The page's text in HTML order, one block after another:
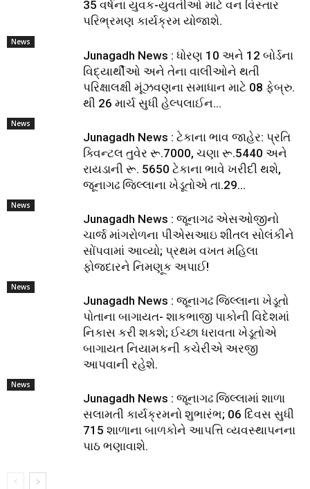
35 વર્ષના યુવક-યુવતીઓ માટે વન વિસ્તાર
પરિભ્રમણ કાર્યક્રમ યોજાશે.
News
Junagadh News : ધોરણ 10 અને 12 બોર્ડના
વિદ્યાર્થીઓ અને તેના વાલીઓને થતી
પરિક્ષાલક્ષી મૂંઝવણના સમાધાન માટે 08 ફેબ્રુ.
થી 26 માર્ચ સુધી હેલ્પલાઈન...
News
Junagadh News : ટેકાના ભાવ જાહેર: પ્રતિ
ક્વિન્ટલ તુવેર રૂ.7000, ચણા રૂ.5440 અને
રાયડાની રૂ. 5650 ટેકાના ભાવે ખરીદી થશે,
જૂનાગઢ જિલ્લાના ખેડૂતોએ તા.29...
News
Junagadh News : જૂનાગઢ એસઓજીનો
ચાર્જ માંગરોળના પીએસઆઇ શીતલ સોલંકીને
સોંપવામાં આવ્યો; પ્રથમ વખત મહિલા
ફોજદારને નિમણૂક અપાઈ!
News
Junagadh News : જૂનાગઢ જિલ્લાના ખેડૂતો
પોતાના બાગાયત- શાકભાજી પાકોની વિદેશમાં
નિકાસ કરી શકશે; ઈચ્છા ધરાવતા ખેડૂતોએ
બાગાયત નિયામકની કચેરીએ અરજી
આપવાની રહેશે.
News
Junagadh News : જૂનાગઢ જિલ્લામાં શાળા
સલામતી કાર્યક્રમનો શુભારંભ; 06 દિવસ સુધી
715 શાળાના બાળકોને આપત્તિ વ્યવસ્થાપનના
પાઠ ભણાવાશે.